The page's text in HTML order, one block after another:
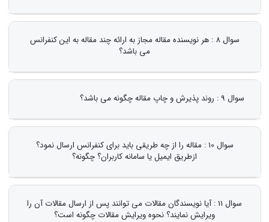
سوال 8 : هر نویسنده مقاله مجاز به ارائه چند مقاله به این کنفرانس
می باشد؟
سوال 9 : روند پذیرش و چاپ مقاله چگونه می باشد؟
سوال 10 : مقاله را از چه طریقی باید برای کنفرانس ارسال نمود؟
ازطریق ایمیل یا سامانه کاربران؟ چگونه؟
سوال 11 : آیا نویسندگان مقالات می توانند پس از ارسال مقالات آن را
ویرایش نمایند؟ نحوه ویرایش مقالات چگونه است؟